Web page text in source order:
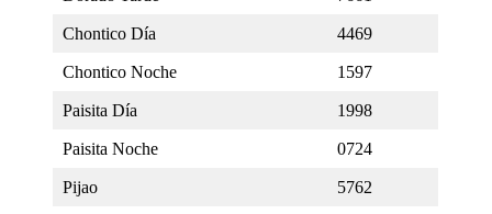
Chontico Día 4469
Chontico Noche 1597
Paisita Día 1998
Paisita Noche 0724
Pijao 5762